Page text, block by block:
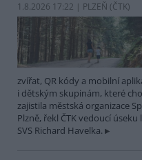
1.8.2026 17:22 | PLZEŇ (ČTK)
zvířat, QR kódy a mobilní
i dětským skupinám, které
zajistila městská organizace
Plzně, řekl ČTK vedoucí
SVS Richard Havelka.